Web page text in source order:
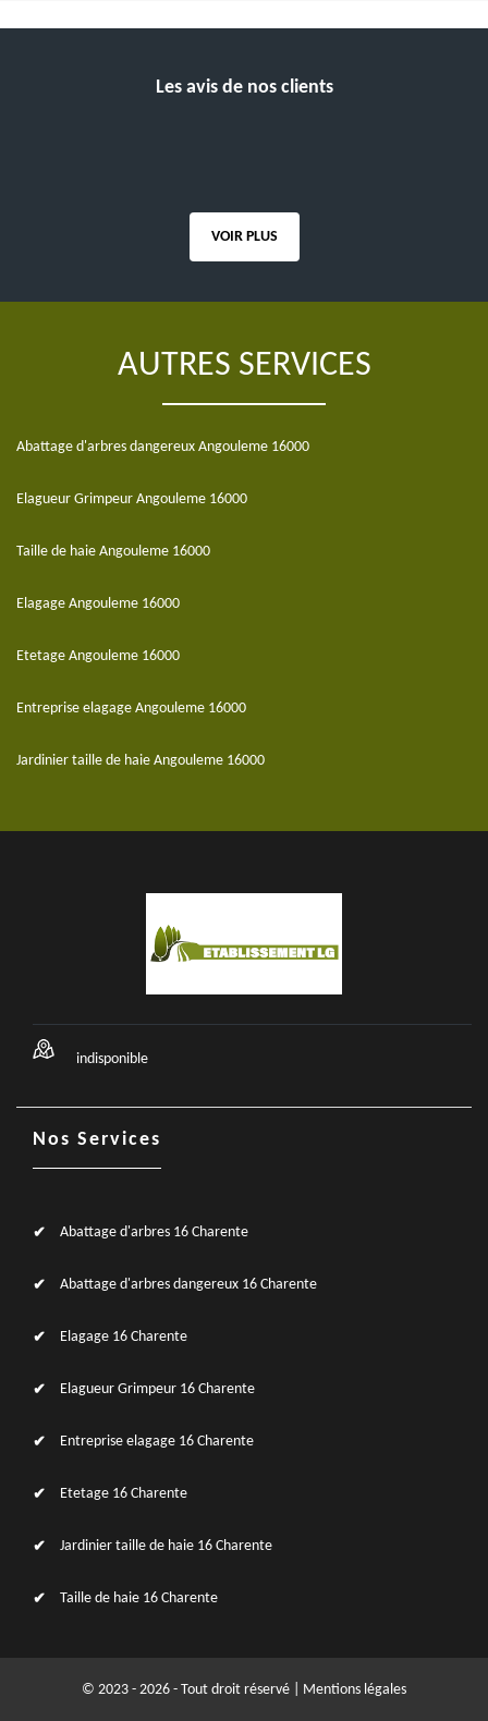
Les avis de nos clients
VOIR PLUS
AUTRES SERVICES
Abattage d'arbres dangereux Angouleme 16000
Elagueur Grimpeur Angouleme 16000
Taille de haie Angouleme 16000
Elagage Angouleme 16000
Etetage Angouleme 16000
Entreprise elagage Angouleme 16000
Jardinier taille de haie Angouleme 16000
indisponible
Nos Services
Abattage d'arbres 16 Charente
Abattage d'arbres dangereux 16 Charente
Elagage 16 Charente
Elagueur Grimpeur 16 Charente
Entreprise elagage 16 Charente
Etetage 16 Charente
Jardinier taille de haie 16 Charente
Taille de haie 16 Charente
© 2023 - 2026 - Tout droit réservé | Mentions légales